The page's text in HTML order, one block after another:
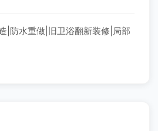
|防水重做|旧卫浴翻新装修|局部